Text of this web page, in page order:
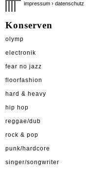
impressum › datenschutz
Konserven
olymp
electronik
fear no jazz
floorfashion
hard & heavy
hip hop
reggae/dub
rock & pop
punk/hardcore
singer/songwriter